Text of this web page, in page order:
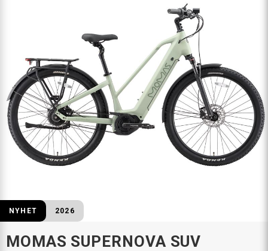
NYHET 2026
MOMAS SUPERNOVA SUV